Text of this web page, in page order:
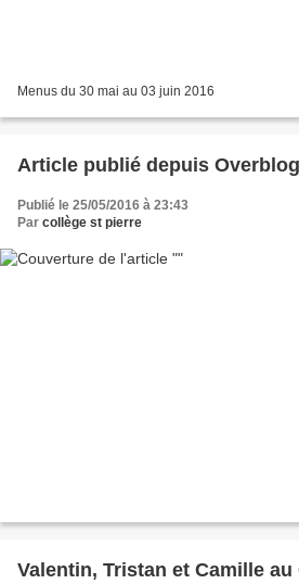
Menus du 30 mai au 03 juin 2016
Article publié depuis Overblog
Publié le 25/05/2016 à 23:43
Par collège st pierre
Valentin, Tristan et Camille